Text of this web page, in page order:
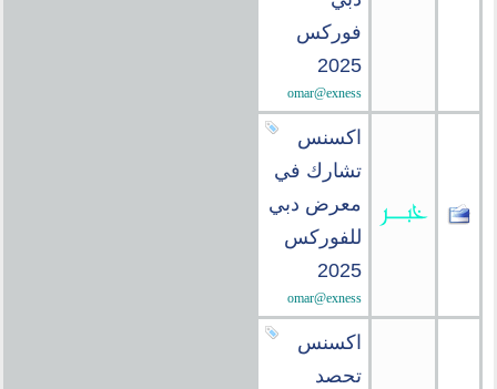
فوركس
2025
omar@exness
اكسنس
تشارك في
معرض دبي
للفوركس
2025
omar@exness
اكسنس
تحصد